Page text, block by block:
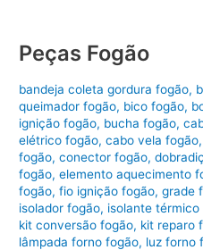
Peças Fogão
bandeja coleta gordura fogão,
queimador fogão, bico fogão,
ignição fogão, bucha fogão,
elétrico fogão,cabo vela fogão
fogão,conector fogão,
fogão,elemento aquecimento
fogão,fio ignição fogão,grade
isolador fogão, isolante térmico
kit conversão fogão, kit reparo
lâmpada forno fogão, luz forno